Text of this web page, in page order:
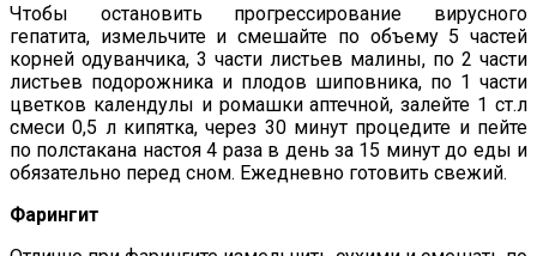
Чтобы остановить прогрессирование вирусного
гепатита, измельчите и смешайте по объему 5 частей
корней одуванчика, 3 части листьев малины, по 2 части
листьев подорожника и плодов шиповника, по 1 части
цветков календулы и ромашки аптечной, залейте 1 ст.л
смеси 0,5 л кипятка, через 30 минут процедите и пейте
по полстакана настоя 4 раза в день за 15 минут до еды и
обязательно перед сном. Ежедневно готовить свежий.
Фарингит